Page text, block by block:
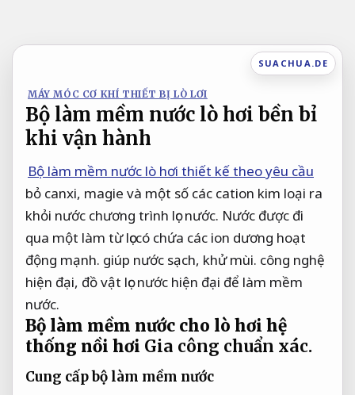
nội
SUACHUA.DE
MÁY MÓC CƠ KHÍ THIẾT BỊ LÒ LƠI
Bộ làm mềm nước lò hơi bền bỉ
khi vận hành
Bộ làm mềm nước lò hơi thiết kế theo yêu cầu
bỏ canxi, magie và một số các cation kim loại ra
khỏi nước chương trình lọc nước. Nước được đi
qua một làm từ lọccó chứa các ion dương hoạt
động mạnh. giúp nước sạch, khử mùi. công nghệ
hiện đại, đồ vật lọc nước hiện đại để làm mềm
nước.
Bộ làm mềm nước cho lò hơi hệ
thống nồi hơi Gia công chuẩn xác.
Cung cấp bộ làm mềm nước